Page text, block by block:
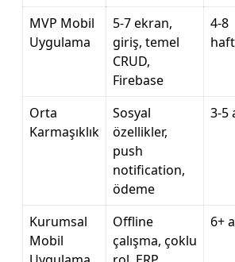
MVP Mobil
Uygulama
5-7 ekran,
giriş, temel
CRUD,
Firebase
4-8
Orta
Karmaşıklık
Sosyal
özellikler,
push
notification,
ödeme
3-5
Kurumsal
Mobil
Offline
çalışma, çoklu
6+